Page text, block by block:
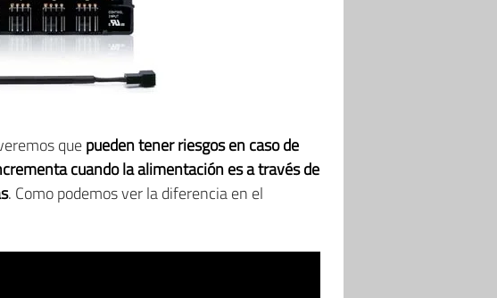
quepueden tener riesgos en caso de
cuando la alimentación es a través de
. Como podemos ver la diferencia en el